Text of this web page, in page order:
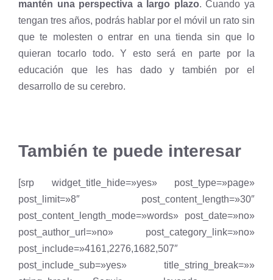
mantén una perspectiva a largo plazo. Cuando ya
tengan tres años, podrás hablar por el móvil un rato sin
que te molesten o entrar en una tienda sin que lo
quieran tocarlo todo. Y esto será en parte por la
educación que les has dado y también por el
desarrollo de su cerebro.
También te puede interesar
[srp widget_title_hide=»yes» post_type=»page»
post_limit=»8″ post_content_length=»30″
post_content_length_mode=»words» post_date=»no»
post_author_url=»no» post_category_link=»no»
post_include=»4161,2276,1682,507″
post_include_sub=»yes» title_string_break=»»